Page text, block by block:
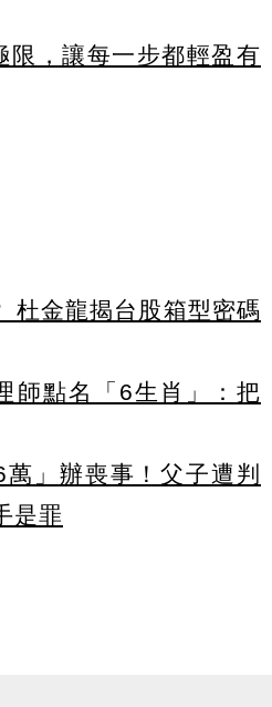
，讓每一步都輕盈有
杜金龍揭台股箱型密碼
師點名「6生肖」：把
」辦喪事！父子遭判
是罪